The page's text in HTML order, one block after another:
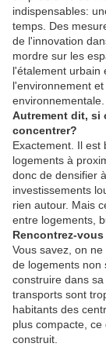
indispensables:
temps. Des
de l'innovation
mordre sur les
l'étalement urbain
l'environnement
environnementale.
Autrement dit, si
concentrer?
Exactement. Il est
logements à
donc de densifier
investissements
rien autour. Mais
entre logements,
Rencontrez-
Vous savez, on
de logements non
construire dans
transports sont
habitants des
plus compacte,
construit.